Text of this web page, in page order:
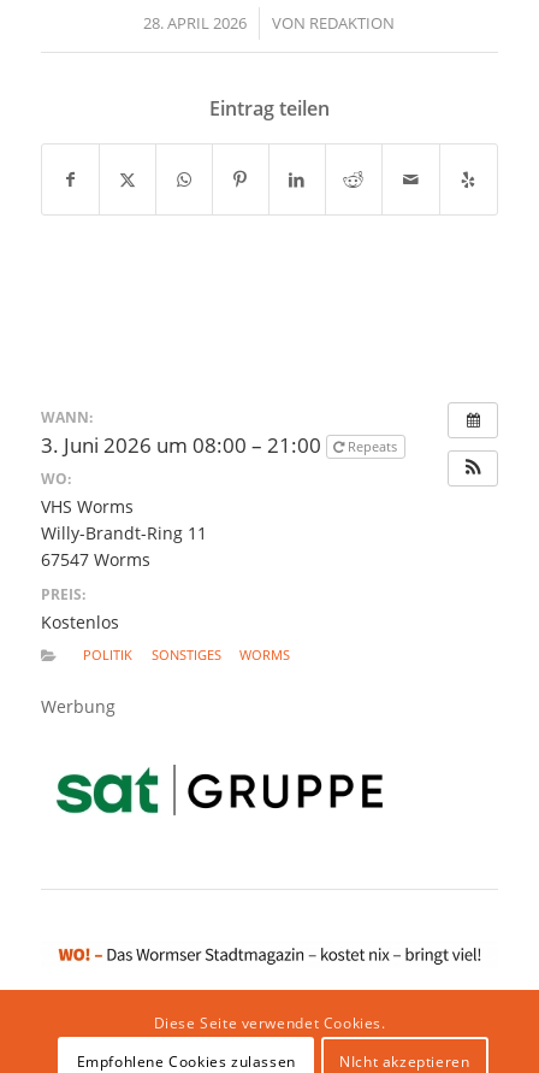
28. APRIL 2026
/ VON REDAKTION
Eintrag teilen
WANN:
3. Juni 2026 um 08:00 – 21:00 Repeats
WO:
VHS Worms
Willy-Brandt-Ring 11
67547 Worms
PREIS:
Kostenlos
POLITIK SONSTIGES WORMS
Werbung
Diese Seite verwendet Cookies.
Empfohlene Cookies zulassen
NIcht akzeptieren